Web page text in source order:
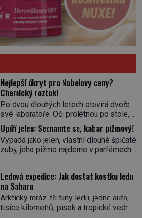
Nejlepší úkryt pro Nobelovy ceny?
Chemický roztok!
Po dvou dlouhých letech otevírá dveře
své laboratoře. Oči prolétnou po stole,
aby pak ulpěly na regálu, kde se nachází
všemožné látky. Hledá žluto-oranžovou
tekutinu, jakmile ji zahlédne, nesmírně
se mu uleví. Teď může svůj plán
skrývá směs s názvem lučavka
královská. Svůj přídomek nemá pro nic
za nic, […]
Upíří jelen: Seznamte se, kabar pižmový!
Vypadá jako jelen, vlastní dlouhé špičaté
zuby, jeho pižmo najdeme v parfémech
jediného zástupce zvířecí říše – kabara
pižmového. V Evropě ho jako první
popíše švédský botanik Carl Linné
(1707–1778), jenže v Asii o něm ví už
Ledová expedice: Jak dostat kostku ledu
na Saharu
Arktický mráz, tři tuny ledu, jedno auto,
tisíce kilometrů, písek a tropické vedro.